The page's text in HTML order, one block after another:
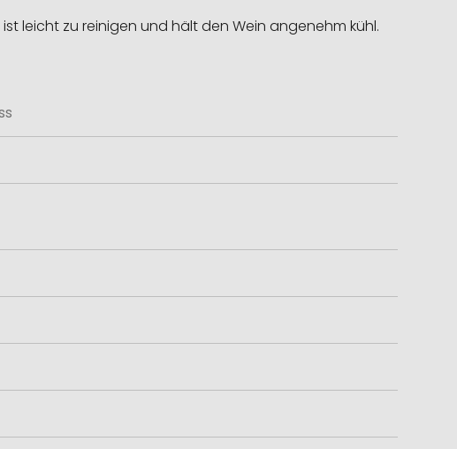
leicht zu reinigen und hält den Wein angenehm kühl.